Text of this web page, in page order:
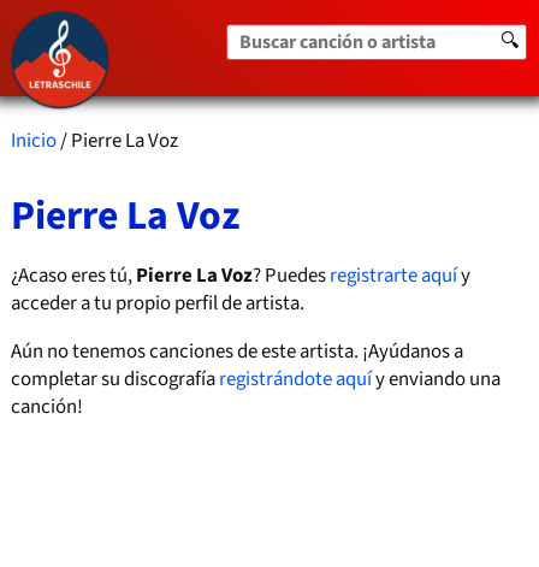
Buscar canción o artista 🔍
Inicio/ Pierre La Voz
Pierre La Voz
¿Acaso eres tú,Pierre La Voz? Puedesregistrarte aquíy
acceder a tu propio perfil de artista.
Aún no tenemos canciones de este artista. ¡Ayúdanos a
completar su discografíaregistrándote aquíy enviando una
canción!